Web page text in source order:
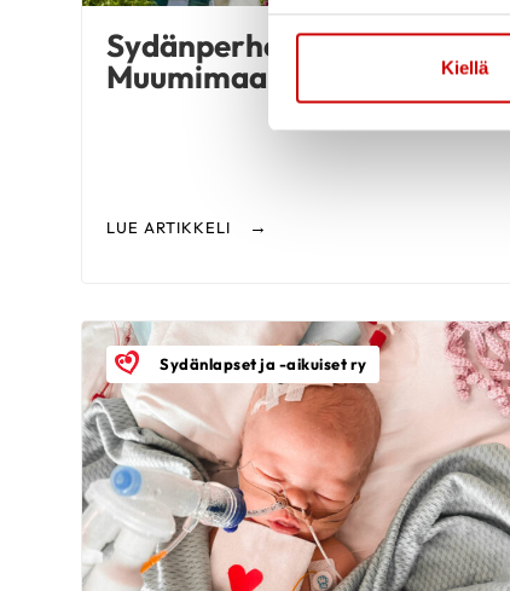
Kiellä
Sydänperheiden päivä
Muumimaailmassa
LUE ARTIKKELI
Sydänlapset ja -aikuiset ry